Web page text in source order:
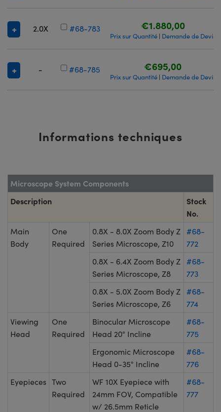
2.0X #68-783 €1.880,00
Prix sur Quantité| Demande de Devis
- #68-785 €695,00
Prix sur Quantité| Demande de Devis
Informations techniques
Microscope System Components
Description
Stock
No.
Main
Body
One
Required
0.8X - 8.0X Zoom Body Z
Series Microscope, Z10
#68-
772
0.8X - 6.4X Zoom Body Z
Series Microscope, Z8
#68-
773
0.8X - 5.0X Zoom Body Z
Series Microscope, Z6
#68-
774
Viewing
Head
One
Required
Binocular Microscope
Head 20° Incline
#68-
775
Ergonomic Microscope
Head 0-35° Incline
#68-
776
Eyepieces Two
Required
WF 10X Eyepiece with
24mm FOV, Compatible
w/ 26.5mm Reticle
#68-
777